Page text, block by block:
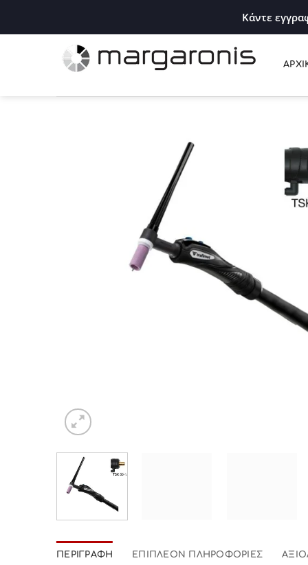
ΠΕΡΙΓΡΑΦΉ ΕΠΙΠΛΈΟΝ ΠΛΗΡΟΦΟΡΊΕΣ
Κάντε